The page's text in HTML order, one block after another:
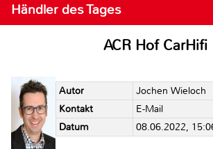
Händler des Tages
ACR Hof CarHifi
Autor
Jochen Wieloch
Kontakt
E-Mail
Datum
08.06.2022,